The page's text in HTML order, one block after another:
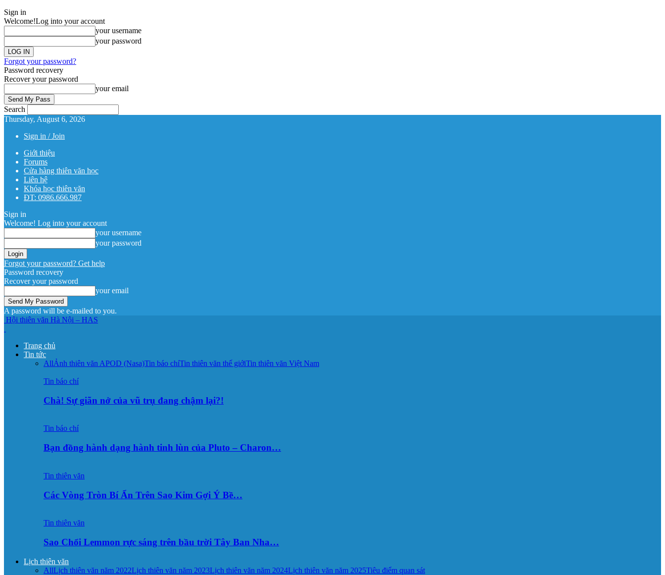
Sign in
Welcome!Log into your account
your username
your password
Forgot your password?
Password recovery
Recover your password
your email
Search
Thursday, August 6, 2026
Sign in / Join
Giới thiệu
Forums
Cửa hàng thiên văn học
Liên hệ
Khóa học thiên văn
ĐT: 0986.666.987
Sign in
Welcome! Log into your account
your username
your password
Forgot your password? Get help
Password recovery
Recover your password
your email
A password will be e-mailed to you.
Hội thiên văn Hà Nội – HAS
Trang chủ
Tin tức
AllẢnh thiên văn APOD (Nasa)Tin báo chíTin thiên văn thế giớiTin thiên văn Việt Nam
Tin báo chí
Chà! Sự giãn nở của vũ trụ đang chậm lại?!
Tin báo chí
Bạn đồng hành dạng hành tinh lùn của Pluto – Charon…
Tin thiên văn
Các Vòng Tròn Bí Ẩn Trên Sao Kim Gợi Ý Bề…
Tin thiên văn
Sao Chổi Lemmon rực sáng trên bầu trời Tây Ban Nha…
Lịch thiên văn
AllLịch thiên văn năm 2022Lịch thiên văn năm 2023Lịch thiên văn năm 2024Lịch thiên văn năm 2025Tiêu điểm quan sát